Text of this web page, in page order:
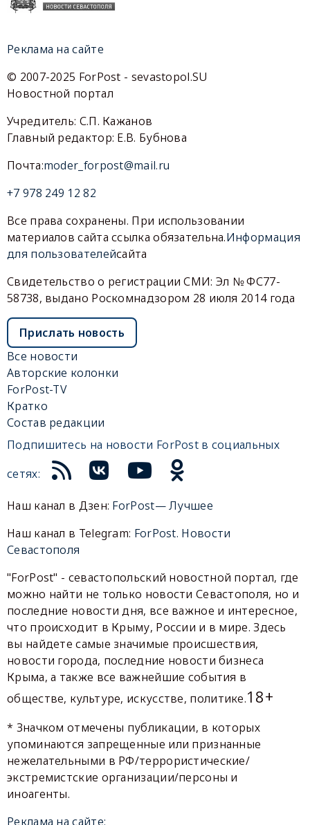
Реклама на сайте
© 2007-2025 ForPost - sevastopol.SU
Новостной портал
Учредитель: С.П. Кажанов
Главный редактор: Е.В. Бубнова
Почта:moder_forpost@mail.ru
+7 978 249 12 82
Все права сохранены. При использовании
материалов сайта ссылка обязательна.Информация
для пользователейсайта
Свидетельство о регистрации СМИ: Эл № ФС77-
58738, выдано Роскомнадзором 28 июля 2014 года
Прислать новость
Все новости
Авторские колонки
ForPost-TV
Кратко
Состав редакции
Подпишитесь на новости ForPost в социальных
сетях:
Наш канал в Дзен: ForPost— Лучшее
Наш канал в Telegram: ForPost. Новости
Севастополя
"ForPost" - севастопольский новостной портал, где
можно найти не только новости Севастополя, но и
последние новости дня, все важное и интересное,
что происходит в Крыму, России и в мире. Здесь
вы найдете самые значимые происшествия,
новости города, последние новости бизнеса
Крыма, а также все важнейшие события в
обществе, культуре, искусстве, политике.18+
* Значком отмечены публикации, в которых
упоминаются запрещенные или признанные
нежелательными в РФ/террористические/
экстремистские организации/персоны и
иноагенты.
Реклама на сайте: